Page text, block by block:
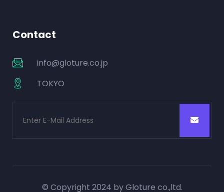
Contact
info@gloture.co.jp
TOKYO
© Copyright 2024 by Gloture co.,ltd.